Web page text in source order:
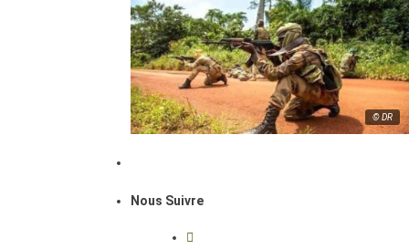
© DR
Nous Suivre